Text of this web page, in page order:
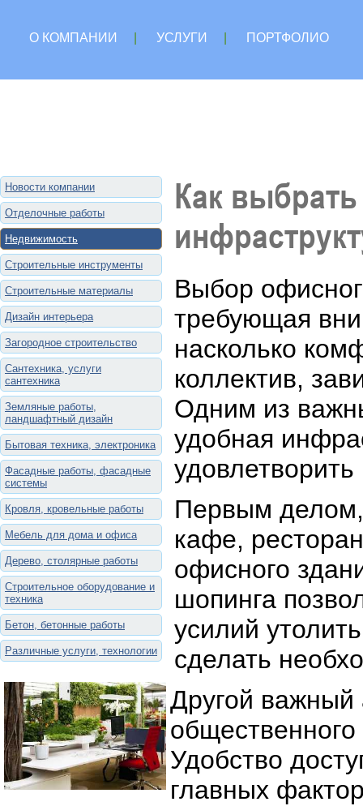
О КОМПАНИИ УСЛУГИ
ПОРТФОЛИО
Новости компании
Отделочные работы
Недвижимость
Строительные инструменты
Строительные материалы
Дизайн интерьера
Загородное строительство
Сантехника, услуги
сантехника
Земляные работы,
ландшафтный дизайн
Бытовая техника, электроника
Фасадные работы, фасадные
системы
Кровля, кровельные работы
Мебель для дома и офиса
Дерево, столярные работы
Строительное оборудование и
техника
Бетон, бетонные работы
Различные услуги, технологии
Как
Выбор
требующая
насколько
коллектив,
Одним из
удобная
Первым делом,
кафе,
офисного
шопинга
усилий
сделать
Другой важный
Удобство
главных